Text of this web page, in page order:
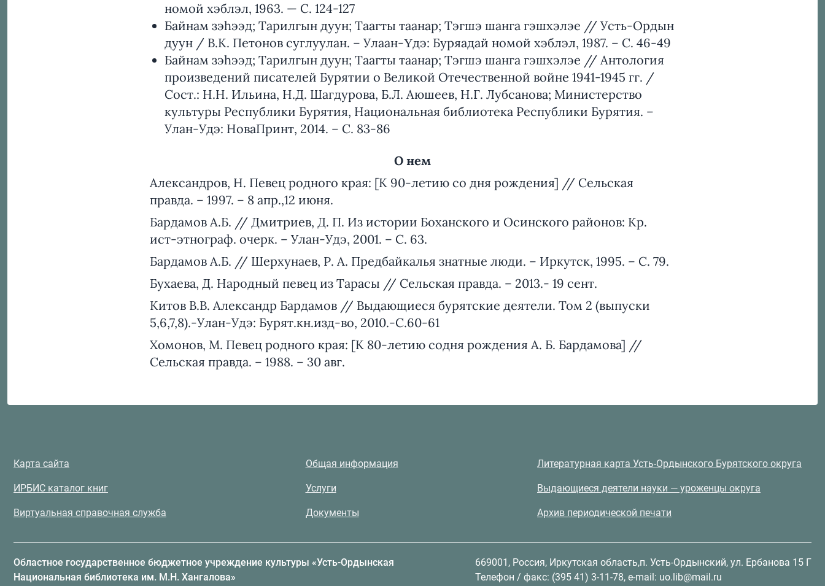
номой хэблэл, 1963. — С. 124-127
Байнам зэhээд; Тарилгын дуун; Таагты таанар; Тэгшэ шанга гэшхэлэе // Усть-Ордын
дуун / В.К. Петонов суглуулан. – Улаан-Үдэ: Буряадай номой хэблэл, 1987. – С. 46-49
Байнам зэhээд; Тарилгын дуун; Таагты таанар; Тэгшэ шанга гэшхэлэе // Антология
произведений писателей Бурятии о Великой Отечественной войне 1941-1945 гг. /
Сост.: Н.Н. Ильина, Н.Д. Шагдурова, Б.Л. Аюшеев, Н.Г. Лубсанова; Министерство
культуры Республики Бурятия, Национальная библиотека Республики Бурятия. –
Улан-Удэ: НоваПринт, 2014. – С. 83-86
О нем
Александров, Н. Певец родного края: [К 90-летию со дня рождения] // Сельская
правда. – 1997. – 8 апр.,12 июня.
Бардамов А.Б. // Дмитриев, Д. П. Из истории Боханского и Осинского районов: Кр.
ист-этнограф. очерк. – Улан-Удэ, 2001. – С. 63.
Бардамов А.Б. // Шерхунаев, Р. А. Предбайкалья знатные люди. – Иркутск, 1995. – С. 79.
Бухаева, Д. Народный певец из Тарасы // Сельская правда. – 2013.- 19 сент.
Китов В.В. Александр Бардамов // Выдающиеся бурятские деятели. Том 2 (выпуски
5,6,7,8).-Улан-Удэ: Бурят.кн.изд-во, 2010.-С.60-61
Хомонов, М. Певец родного края: [К 80-летию содня рождения А. Б. Бардамова] //
Сельская правда. – 1988. – 30 авг.
Карта сайта
ИРБИС каталог книг
Виртуальная справочная служба
Общая информация
Услуги
Документы
Литературная карта Усть-Ордынского Бурятского округа
Выдающиеся деятели науки — уроженцы округа
Архив периодической печати
Областное государственное бюджетное учреждение культуры «Усть-Ордынская
Национальная библиотека им. М.Н. Хангалова»
669001, Россия, Иркутская область,п. Усть-Ордынский, ул. Ербанова 15 Г
Телефон / факс: (395 41) 3-11-78, e-mail: uo.lib@mail.ru